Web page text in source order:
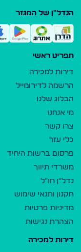
הנדל"ן של המגזר
תפריט ראשי
דירות למכירה
הרשמה לדירומייל
הבלוג שלנו
מי אנחנו
צרו קשר
כלי עזר
פרסום ברשות היחיד
משרדי תיווך
נדל"ן חו"ל
תקנון ותנאי שימוש
מדיניות פרטיות
הצהרת נגישות
דירות למכירה